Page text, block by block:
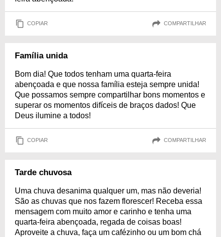
COPIAR COMPARTILHAR
Família unida
Bom dia! Que todos tenham uma quarta-feira
abençoada e que nossa família esteja sempre unida!
Que possamos sempre compartilhar bons momentos e
superar os momentos difíceis de braços dados! Que
Deus ilumine a todos!
COPIAR COMPARTILHAR
Tarde chuvosa
Uma chuva desanima qualquer um, mas não deveria!
São as chuvas que nos fazem florescer! Receba essa
mensagem com muito amor e carinho e tenha uma
quarta-feira abençoada, regada de coisas boas!
Aproveite a chuva, faça um cafézinho ou um bom chá